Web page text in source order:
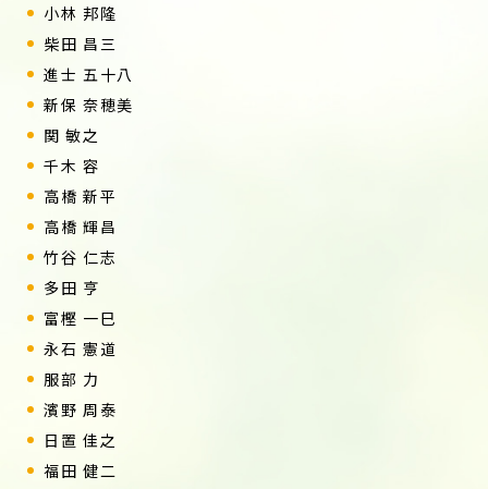
小林 邦隆
柴田 昌三
進士 五十八
新保 奈穂美
関 敏之
千木 容
高橋 新平
高橋 輝昌
竹谷 仁志
多田 亨
富樫 一巳
永石 憲道
服部 力
濱野 周泰
日置 佳之
福田 健二